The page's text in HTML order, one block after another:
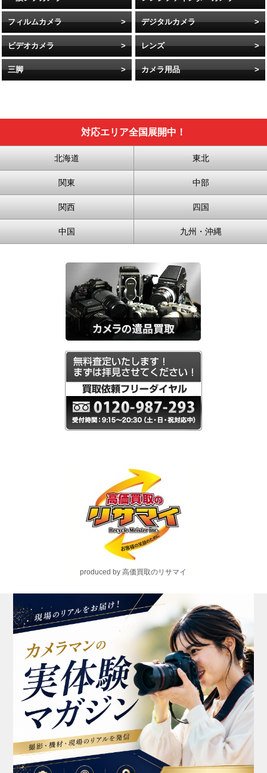
フィルムカメラ デジタルカメラ
ビデオカメラ レンズ
三脚 カメラ用品
対応エリア全国展開中！
北海道 東北
関東 中部
関西 四国
中国 九州・沖縄
produced by 高価買取のリサマイ